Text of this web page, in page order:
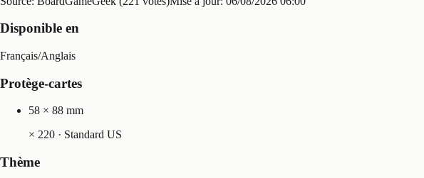
Disponible en
Français/Anglais
Protège-cartes
58 × 88 mm
× 220 · Standard US
Thème